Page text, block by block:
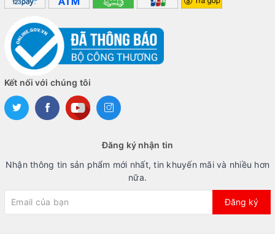
Kết nối với chúng tôi
Đăng ký nhận tin
Nhận thông tin sản phẩm mới nhất, tin khuyến mãi và nhiều hơn
nữa.
Đăng ký